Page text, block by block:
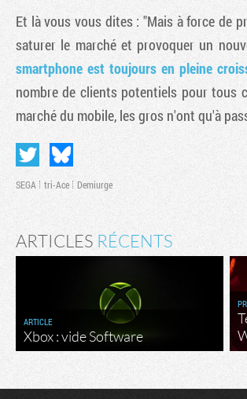
Et là vous vous dites : "Mais à force de
saturer le marché et provoquer un
smartphone est toujours en pleine
nombre de clients potentiels pour tous
marché du mobile, les gros n'ont qu'à
SEGA tri-Ace Demiurge
ARTICLES RÉCENTS
ARTICLE
Xbox : vide Software